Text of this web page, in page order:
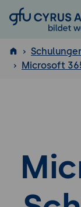
GFU Cyrus
Microsoft